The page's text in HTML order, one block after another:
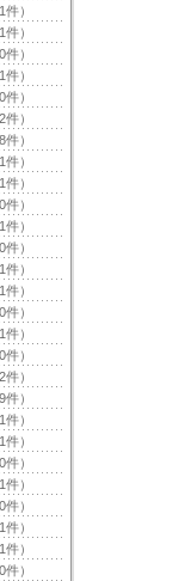
件）
件）
件）
件）
件）
件）
件）
件）
件）
件）
件）
件）
件）
件）
件）
件）
件）
件）
件）
件）
件）
件）
件）
件）
件）
件）
件）